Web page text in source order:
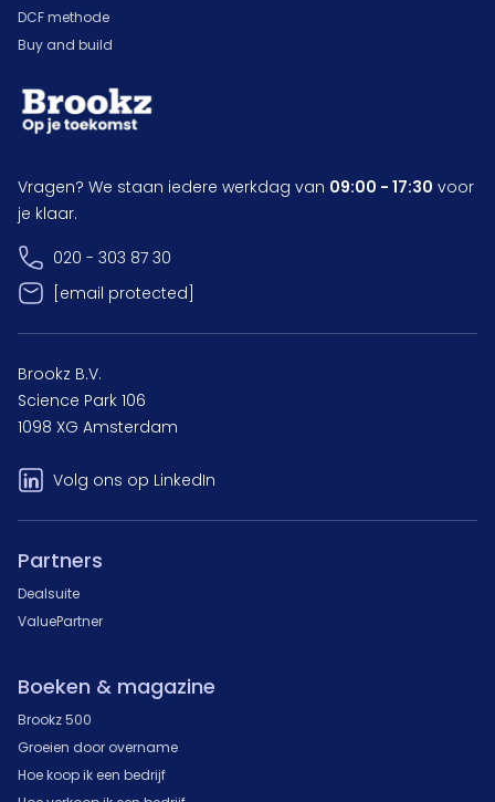
DCF methode
Buy and build
Vragen? We staan iedere werkdag van 09:00 - 17:30 voor
je klaar.
020 - 303 87 30
[email protected]
Brookz B.V.
Science Park 106
1098 XG Amsterdam
Volg ons op LinkedIn
Partners
Dealsuite
ValuePartner
Boeken & magazine
Brookz 500
Groeien door overname
Hoe koop ik een bedrijf